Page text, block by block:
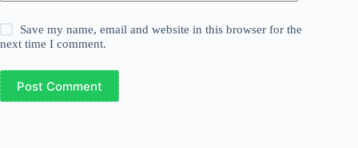
Save my name, email and website in this browser for the
next time I comment.
Post Comment